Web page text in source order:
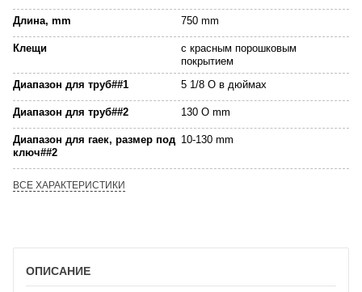
Длина, mm 750 mm
Клещи
с красным порошковым
покрытием
Диапазон для труб##1
5 1/8 O в дюймах
Диапазон для труб##2 130 O mm
Диапазон для гаек, размер под
ключ##2
10-130 mm
ВСЕ ХАРАКТЕРИСТИКИ
ОПИСАНИЕ